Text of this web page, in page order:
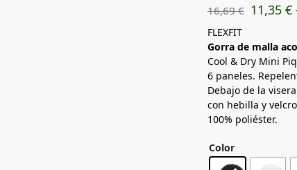
16,69€ 11,35 €
FLEXFIT
Gorra de malla
Cool & Dry Mini
6 paneles.
Debajo de la
con hebilla y
100% poliéster.
Color